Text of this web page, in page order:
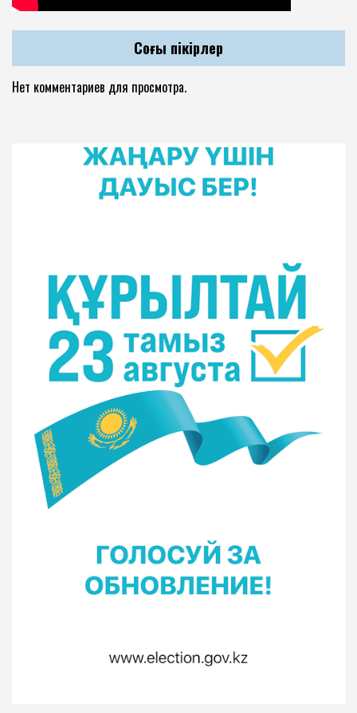
Соңғы пікірлер
Нет комментариев для просмотра.